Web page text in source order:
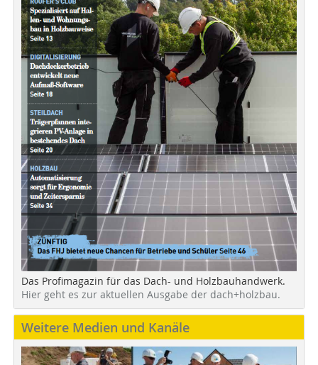
Das Profimagazin für das Dach- und Holzbauhandwerk.
Hier geht es zur aktuellen Ausgabe der dach+holzbau.
Weitere Medien und Kanäle